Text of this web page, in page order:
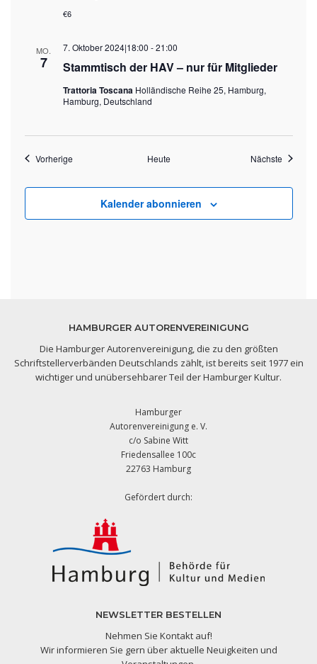
€6
MO.
7 Stammtisch der HAV – nur für Mitglieder
7. Oktober 2024|18:00 -21:00
Trattoria Toscana Holländische Reihe 25, Hamburg,
Hamburg, Deutschland
VorherigeVeranstaltungen Heute Nächste
Kalender abonnieren
HAMBURGER AUTORENVEREINIGUNG
Die Hamburger Autorenvereinigung, die zu den größten
Schriftstellerverbänden Deutschlands zählt, ist bereits seit 1977 ein
wichtiger und unübersehbarer Teil der Hamburger Kultur.
Hamburger
Autorenvereinigung e. V.
c/o Sabine Witt
Friedensallee 100c
22763 Hamburg
Gefördert durch:
NEWSLETTER BESTELLEN
Nehmen Sie Kontakt auf!
Wir informieren Sie gern über aktuelle Neuigkeiten und